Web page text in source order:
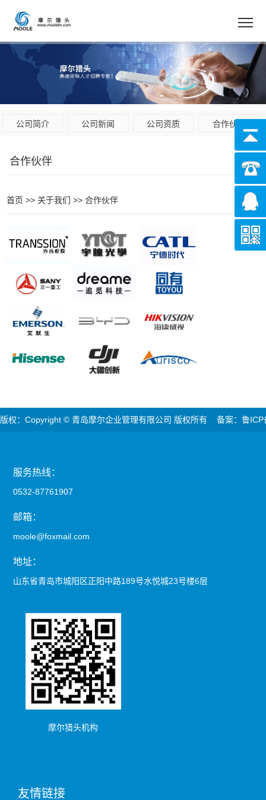
公司简介 公司新闻 公司资质 合作伙伴
合作伙伴
首页 >> 关于我们 >>合作伙伴
版权：Copyright © 青岛摩尔企业管理有限公司 版权所有 备案：鲁
服务热线：
0532-87761907
邮箱：
moole@foxmail.com
地址：
山东省青岛市城阳区正阳中路189号水悦城23号楼6层
摩尔猎头机构
友情链接